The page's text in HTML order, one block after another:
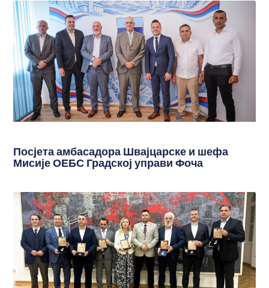
Посјета амбасадора Швајцарске и шефа
Мисије ОЕБС Градској управи Фоча